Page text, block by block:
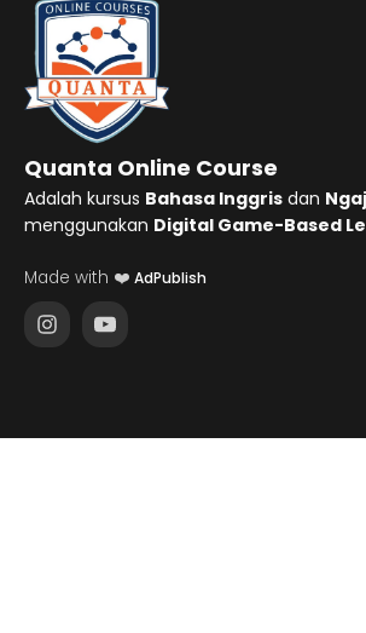
Quanta Online Course
Adalah kursus Bahasa Inggris dan
menggunakan Digital Game-Based
Made with ❤️ AdPublish